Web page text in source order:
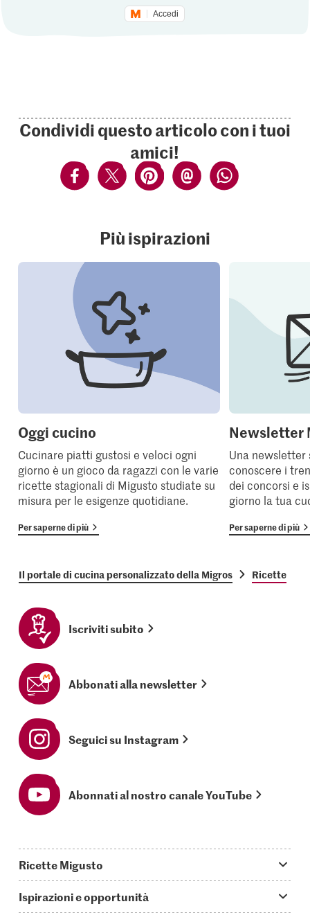
Accedi
Condividi questo articolo con i tuoi
amici!
Più ispirazioni
Oggi cucino
Cucinare piatti gustosi e veloci ogni
giorno è un gioco da ragazzi con le varie
ricette stagionali di Migusto studiate su
misura per le esigenze quotidiane.
Per saperne di più
Newsletter
Una
conoscere i
dei concorsi e
giorno la tua
Per saperne di più
Il portale di cucina personalizzato della Migros Ricette
Iscriviti subito
Abbonati alla newsletter
Seguici su Instagram
Abonnati al nostro canale YouTube
Ricette Migusto
Oggi cucino
Ispirazioni e opportunità